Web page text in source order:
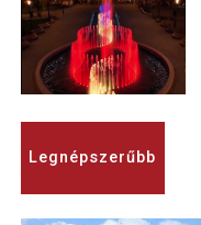
Legnépszerűbb